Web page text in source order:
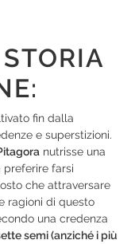
fin dalla
e superstizioni.
nutrisse una
preferire farsi
che attraversare
ragioni di questo
una credenza
semi (anziché i più